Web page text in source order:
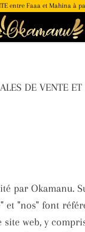
entre Faaa et Mahina à
DE VENTE ET
par Okamanu.
et "nos" font
site web, y